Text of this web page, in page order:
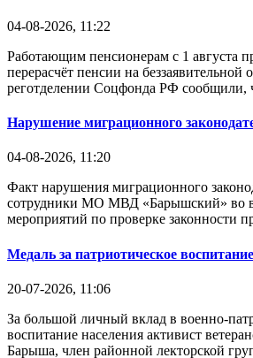
04-08-2026, 11:22
Работающим пенсионерам с 1 августа
перерасчёт пенсии на беззаявительной
реготделении Соцфонда РФ сообщили,
Нарушение миграционного
04-08-2026, 11:20
Факт нарушения миграционного
сотрудники МО МВД «Барышский» во
мероприятий по проверке законности
Медаль за патриотическое воспитание
20-07-2026, 11:06
За большой личный вклад в военно-
воспитание населения активист
Барыша, член районной лекторской